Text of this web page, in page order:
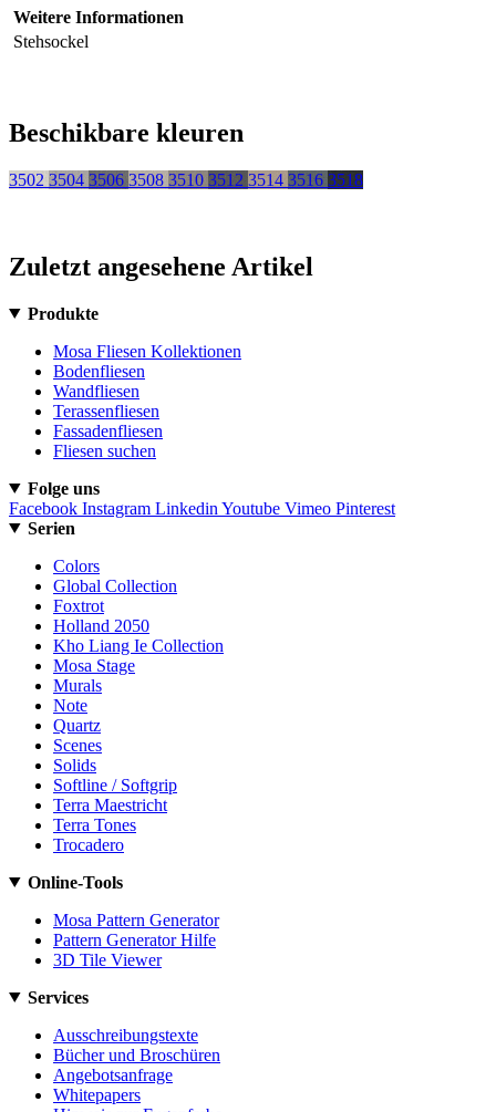
Weitere Informationen
Stehsockel
Beschikbare kleuren
3502 3504 3506 3508 3510 3512 3514 3516 3518
Zuletzt angesehene Artikel
Produkte
Mosa Fliesen Kollektionen
Bodenfliesen
Wandfliesen
Terassenfliesen
Fassadenfliesen
Fliesen suchen
Folge uns
Facebook Instagram Linkedin Youtube Vimeo Pinterest
Serien
Colors
Global Collection
Foxtrot
Holland 2050
Kho Liang Ie Collection
Mosa Stage
Murals
Note
Quartz
Scenes
Solids
Softline / Softgrip
Terra Maestricht
Terra Tones
Trocadero
Online-Tools
Mosa Pattern Generator
Pattern Generator Hilfe
3D Tile Viewer
Services
Ausschreibungstexte
Bücher und Broschüren
Angebotsanfrage
Whitepapers